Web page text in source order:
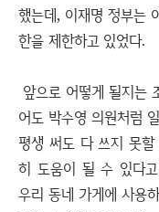
했는데, 이재명 정부는
한을 제한하고 있었다.
앞으로 어떻게 될지는
어도 박수영 의원처럼
평생 써도 다 쓰지 못
히 도움이 될 수 있다
우리 동네 가게에 사용